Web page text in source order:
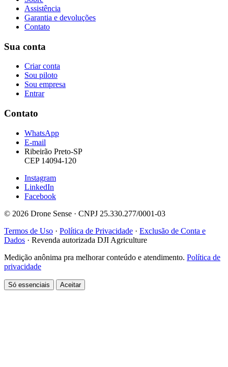
Assistência
Garantia e devoluções
Contato
Sua conta
Criar conta
Sou piloto
Sou empresa
Entrar
Contato
WhatsApp
E-mail
Ribeirão Preto-SP
CEP 14094-120
Instagram
LinkedIn
Facebook
© 2026 Drone Sense · CNPJ 25.330.277/0001-03
Termos de Uso · Política de Privacidade · Exclusão de Conta e
Dados · Revenda autorizada DJI Agriculture
Medição anônima pra melhorar conteúdo e atendimento. Política de
privacidade
Só essenciais Aceitar